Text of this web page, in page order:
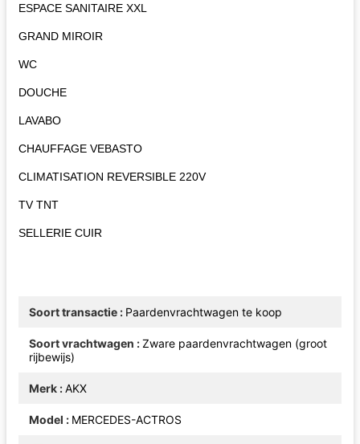
ESPACE SANITAIRE XXL
GRAND MIROIR
WC
DOUCHE
LAVABO
CHAUFFAGE VEBASTO
CLIMATISATION REVERSIBLE 220V
TV TNT
SELLERIE CUIR
Soort transactie Paardenvrachtwagen te koop
Soort vrachtwagen
Zware paardenvrachtwagen (groot
rijbewijs)
Merk AKX
Model MERCEDES-ACTROS